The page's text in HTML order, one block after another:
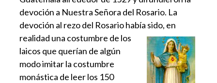
devoción a Nuestra Señora del Rosario. La
devoción al rezo del Rosario había sido, en
realidad una costumbre de los
laicos que querían de algún
modo imitar la costumbre
monástica de leer los 150